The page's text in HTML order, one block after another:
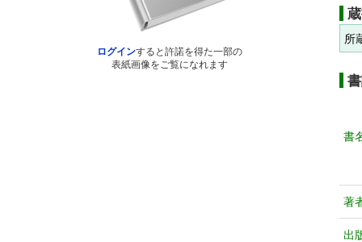
ログインすると許諾を得た一部の
表紙画像をご覧になれます
所
書
著
出